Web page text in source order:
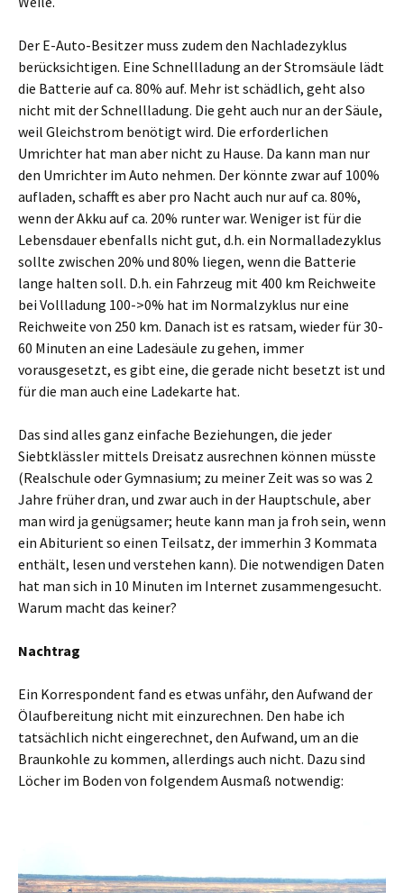
Der E-Auto-Besitzer muss zudem den Nachladezyklus
berücksichtigen. Eine Schnellladung an der Stromsäule lädt
die Batterie auf ca. 80% auf. Mehr ist schädlich, geht also
nicht mit der Schnellladung. Die geht auch nur an der Säule,
weil Gleichstrom benötigt wird. Die erforderlichen
Umrichter hat man aber nicht zu Hause. Da kann man nur
den Umrichter im Auto nehmen. Der könnte zwar auf 100%
aufladen, schafft es aber pro Nacht auch nur auf ca. 80%,
wenn der Akku auf ca. 20% runter war. Weniger ist für die
Lebensdauer ebenfalls nicht gut, d.h. ein Normalladezyklus
sollte zwischen 20% und 80% liegen, wenn die Batterie
lange halten soll. D.h. ein Fahrzeug mit 400 km Reichweite
bei Vollladung 100->0% hat im Normalzyklus nur eine
Reichweite von 250 km. Danach ist es ratsam, wieder für 30-
60 Minuten an eine Ladesäule zu gehen, immer
vorausgesetzt, es gibt eine, die gerade nicht besetzt ist und
für die man auch eine Ladekarte hat.
Das sind alles ganz einfache Beziehungen, die jeder
Siebtklässler mittels Dreisatz ausrechnen können müsste
(Realschule oder Gymnasium; zu meiner Zeit was so was 2
Jahre früher dran, und zwar auch in der Hauptschule, aber
man wird ja genügsamer; heute kann man ja froh sein, wenn
ein Abiturient so einen Teilsatz, der immerhin 3 Kommata
enthält, lesen und verstehen kann). Die notwendigen Daten
hat man sich in 10 Minuten im Internet zusammengesucht.
Warum macht das keiner?
Nachtrag
Ein Korrespondent fand es etwas unfähr, den Aufwand der
Ölaufbereitung nicht mit einzurechnen. Den habe ich
tatsächlich nicht eingerechnet, den Aufwand, um an die
Braunkohle zu kommen, allerdings auch nicht. Dazu sind
Löcher im Boden von folgendem Ausmaß notwendig: